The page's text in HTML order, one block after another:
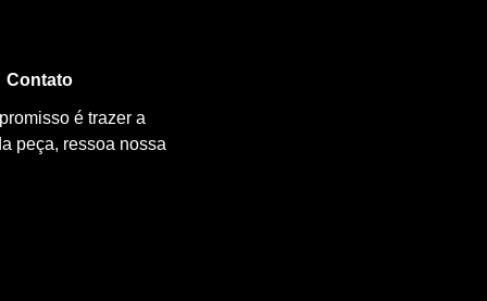
Contato
é trazer a
peça, ressoa nossa